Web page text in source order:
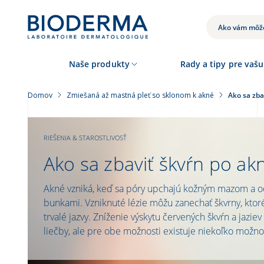
VYHĽADÁVANIE
Naše produkty Rady a tipy pre
Domov Zmiešaná až mastná pleť so sklonom k ​​akné Ako sa
RIEŠENIA & STAROSTLIVOSŤ
Ako sa zbaviť škvŕn po
Akné vzniká, keď sa póry upchajú kožným mazom a
bunkami. Vzniknuté lézie môžu zanechať škvrny,
trvalé jazvy. Zníženie výskytu červených škvŕn a
liečby, ale pre obe možnosti existuje niekoľko